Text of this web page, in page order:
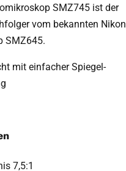
SMZ745 ist der
vom bekannten Nikon
SMZ645.
mit einfacher Spiegel-
7,5:1